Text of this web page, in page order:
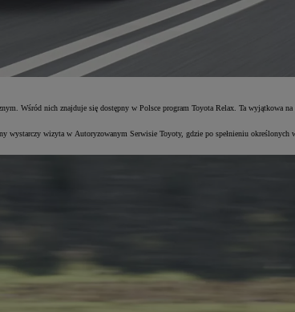
Wśród nich znajduje się dostępny w Polsce program Toyota Relax. Ta wyjątkowa
wizyta w Autoryzowanym Serwisie Toyoty, gdzie po spełnieniu określonych